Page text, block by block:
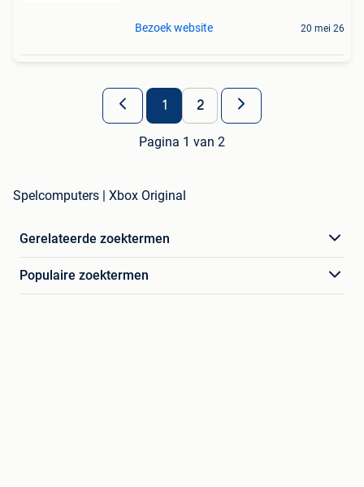
Bezoek website 20 mei 26
1 2
Pagina 1 van 2
Spelcomputers | Xbox Original
Gerelateerde zoektermen
Populaire zoektermen